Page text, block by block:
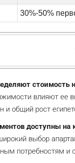
30%-50%
стоимость
влияют ее
и общий рост
доступны на
выбор
потребностям и